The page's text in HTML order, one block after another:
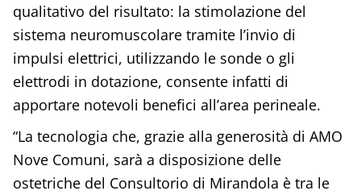
qualitativo del risultato: la stimolazione del
sistema neuromuscolare tramite l’invio di
impulsi elettrici, utilizzando le sonde o gli
elettrodi in dotazione, consente infatti di
apportare notevoli benefici all’area perineale.
“La tecnologia che, grazie alla generosità di AMO
Nove Comuni, sarà a disposizione delle
ostetriche del Consultorio di Mirandola è tra le